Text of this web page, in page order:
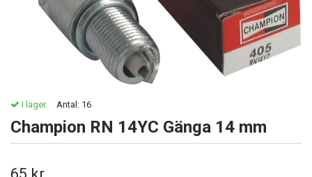
I lager. Antal: 16
Champion RN 14YC Gänga 14 mm